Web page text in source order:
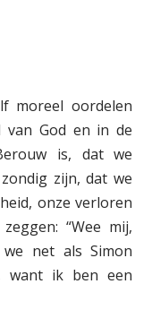
moreel oordelen
God en in de
is, dat we
zijn, dat we
onze verloren
“Wee mij,
we net als Simon
want ik ben een